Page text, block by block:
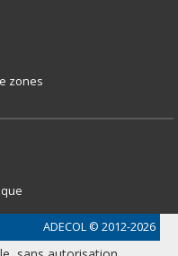
zones
ADECOL © 2012-2026